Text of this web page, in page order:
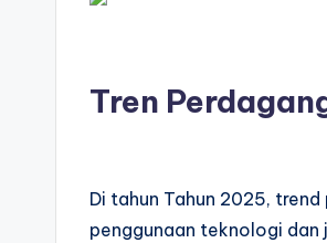
Tren
Di tahun Tahun 2025,
penggunaan teknologi dan